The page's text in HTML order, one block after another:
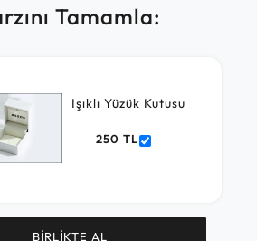
Tamamla:
Işıklı Yüzük Kutusu
250 TL
BİRLİKTE AL